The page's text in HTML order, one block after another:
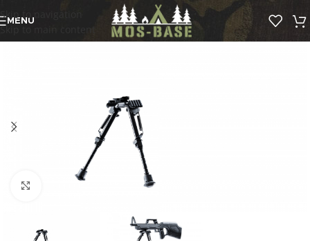
Skip to navigation
Skip to main content
MENU